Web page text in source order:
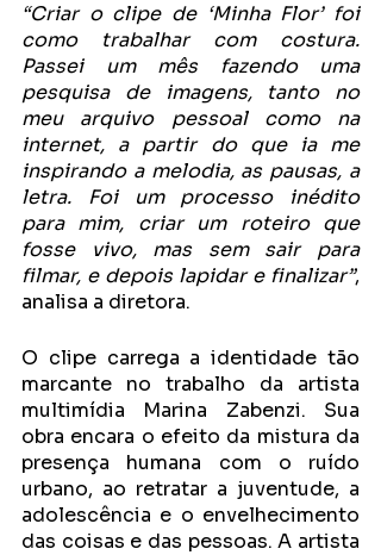
“Criar o clipe de ‘Minha Flor’ foi
como trabalhar com costura.
Passei um mês fazendo uma
pesquisa de imagens, tanto no
meu arquivo pessoal como na
internet, a partir do que ia me
inspirando a melodia, as pausas, a
letra. Foi um processo inédito
para mim, criar um roteiro que
fosse vivo, mas sem sair para
filmar, e depois lapidar e finalizar”,
analisa a diretora.
O clipe carrega a identidade tão
marcante no trabalho da artista
multimídia Marina Zabenzi. Sua
obra encara o efeito da mistura da
presença humana com o ruído
urbano, ao retratar a juventude, a
adolescência e o envelhecimento
das coisas e das pessoas. A artista